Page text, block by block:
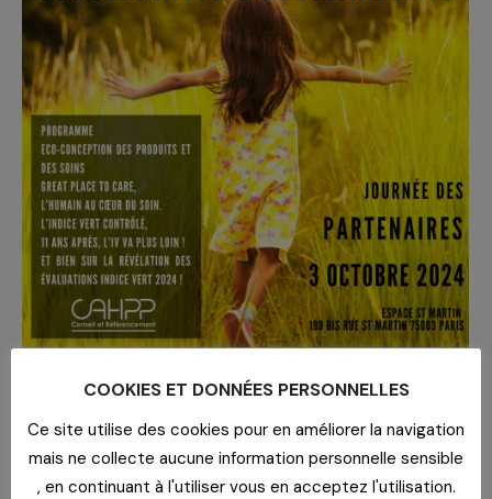
JOURNÉE DES PARTENAIRES 031024
– ESPACEST-MARTIN@PARIS
Blog,event,indice vert,Les services,RSE,Votre CAHPP
3 septembre 2024
COOKIES ET DONNÉES PERSONNELLES
Ce site utilise des cookies pour en améliorer la navigation
mais ne collecte aucune information personnelle sensible
, en continuant à l'utiliser vous en acceptez l'utilisation.